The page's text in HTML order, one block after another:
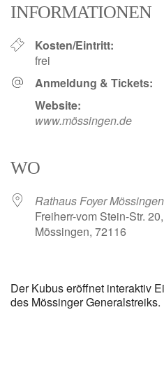
INFORMATIONEN
Kosten/Eintritt:
frei
Anmeldung & Tickets:
Website:
www.mössingen.de
WO
Rathaus Foyer Mössingen
Freiherr-vom Stein-Str. 20,
Mössingen, 72116
Der Kubus eröffnet interaktiv
des Mössinger Generalstreiks.